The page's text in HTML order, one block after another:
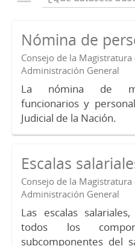
Nómina de
Consejo de la Magistratura
Administración General
La nómina de
funcionarios y
Judicial de la Nación.
Escalas
Consejo de la Magistratura
Administración General
Las escalas
todos los
subcomponentes del